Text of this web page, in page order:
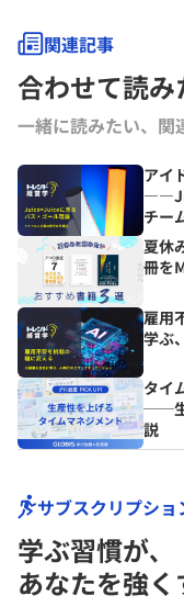
関連記事
合わせて読み
一緒に読みたい、関
アイ
チー
夏休
冊を
雇用
学ぶ
タイ
──生
説
サブスクリプショ
学ぶ習慣が､
あなたを強く